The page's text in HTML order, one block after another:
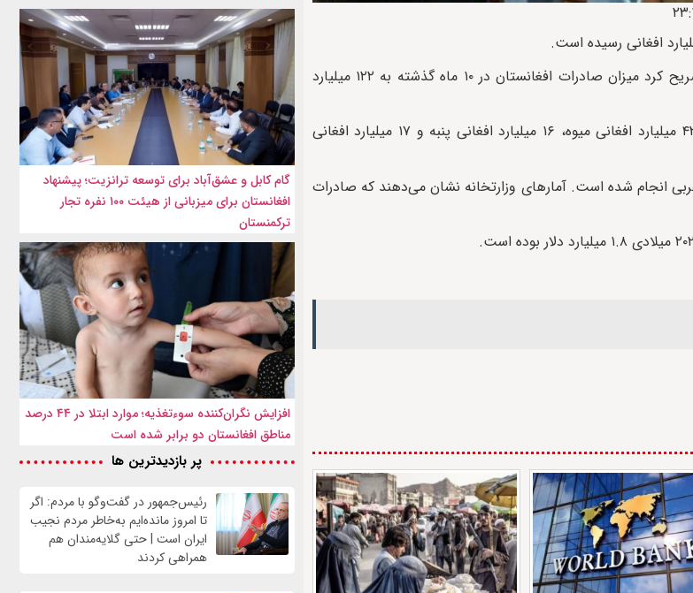
به گزارش ایراف، وزارت دارایی حکومت سرپرست افغانستان با انتشار اطلاعیه‌ای تصریح کرد میزان صادرات افغانستان در ۱۰ ماه گذشته به ۱۲۲ میلیارد
این وزارت در گزارش خود تأکید کرده است که عمده‌ترین کالاهای صادراتی شامل ۴۳ میلیارد افغانی میوه، ۱۶ میلیارد افغانی پنبه و ۱۷ میلیارد افغانی
انجام شده است. آمارهای وزارتخانه نشان می‌دهند که صادرات
گام کابل و عشق‌آباد برای توسعه ترانزیت؛ پیشنهاد
افغانستان برای میزبانی از هیئت ۱۰۰ نفره تجار
ترکمنستان
افزایش نگران‌کننده سوءتغذیه؛ موارد ابتلا در ۴۴ درصد
مناطق افغانستان دو برابر شده است
پر بازدیدترین ها
رئیس‌جمهور در گفت‌وگو با مردم: اگر
تا امروز مانده‌ایم به‌خاطر مردم نجیب
ایران است | حتی گلایه‌مندان هم
همراهی کردند